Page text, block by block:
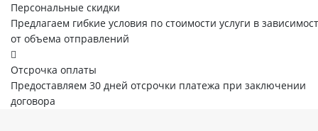
Персональные скидки
Предлагаем гибкие условия по стоимости услуги в
от объема отправлений
Отсрочка оплаты
Предоставляем 30 дней отсрочки платежа при заключении
договора